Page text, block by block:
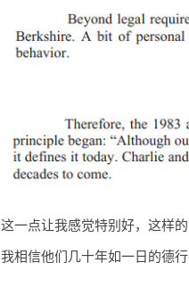
这一点让我感觉特别好，这样的
我相信他们几十年如一日的德